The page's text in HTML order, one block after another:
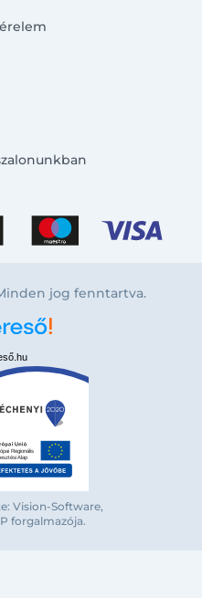
jog fenntartva.
Vision-Software,
forgalmazója.